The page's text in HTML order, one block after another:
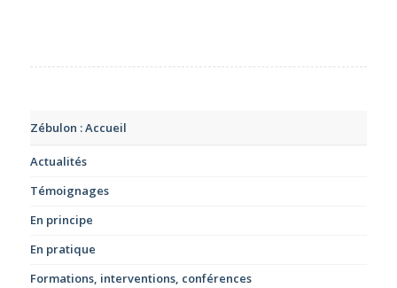
Zébulon : Accueil
Actualités
Témoignages
En principe
En pratique
Formations, interventions, conférences